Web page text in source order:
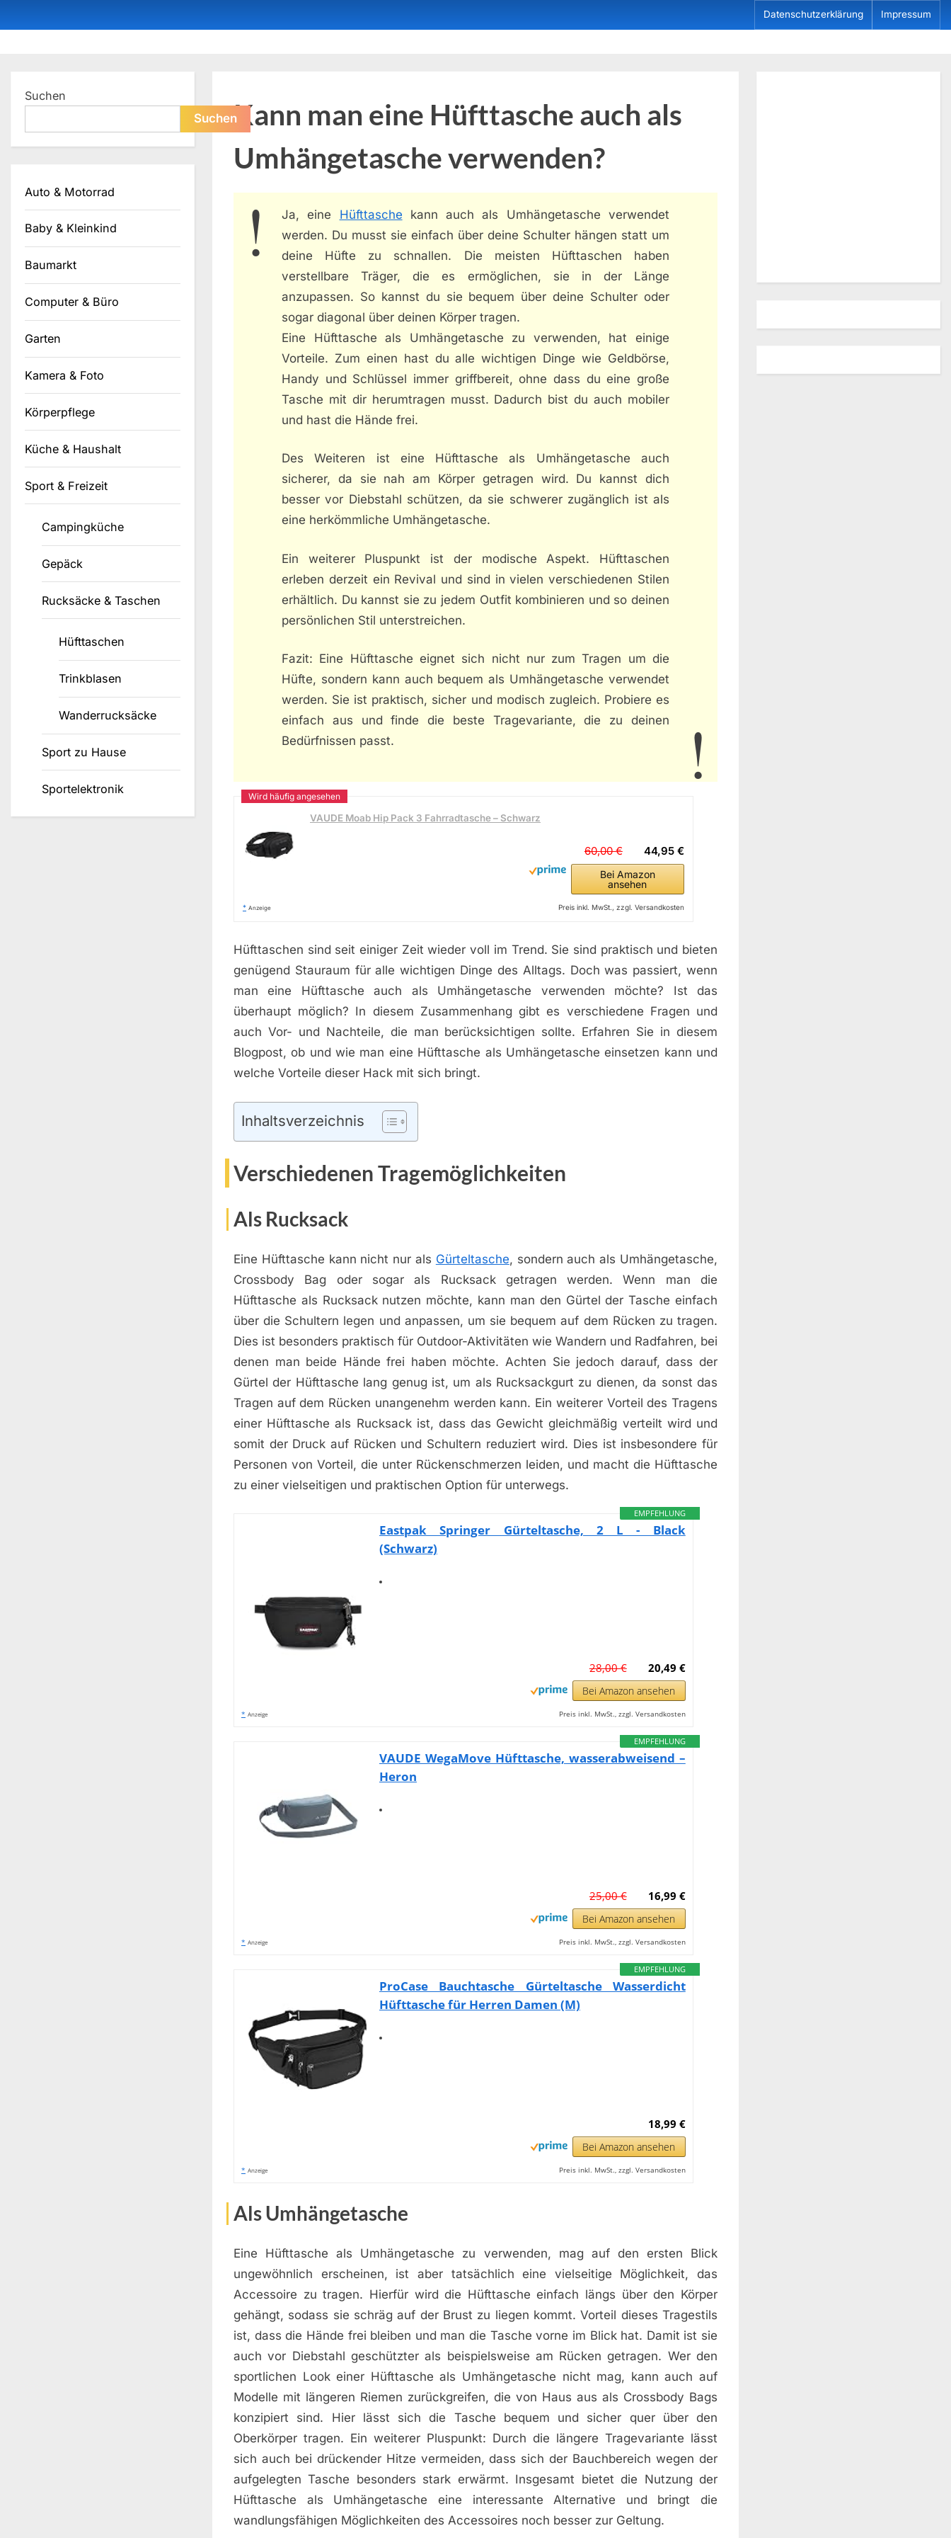
to
Datenschutzerklärung Impressum
Kann man eine Hüfttasche auch als
Umhängetasche verwenden?
Ja, eine Hüfttasche kann auch als Umhängetasche verwendet
werden. Du musst sie einfach über deine Schulter hängen statt um
deine Hüfte zu schnallen. Die meisten Hüfttaschen haben
verstellbare Träger, die es ermöglichen, sie in der Länge
anzupassen. So kannst du sie bequem über deine Schulter oder
sogar diagonal über deinen Körper tragen.
Eine Hüfttasche als Umhängetasche zu verwenden, hat einige
Vorteile. Zum einen hast du alle wichtigen Dinge wie Geldbörse,
Handy und Schlüssel immer griffbereit, ohne dass du eine große
Tasche mit dir herumtragen musst. Dadurch bist du auch mobiler
und hast die Hände frei.
Des Weiteren ist eine Hüfttasche als Umhängetasche auch
sicherer, da sie nah am Körper getragen wird. Du kannst dich
besser vor Diebstahl schützen, da sie schwerer zugänglich ist als
eine herkömmliche Umhängetasche.
Ein weiterer Pluspunkt ist der modische Aspekt. Hüfttaschen
erleben derzeit ein Revival und sind in vielen verschiedenen Stilen
erhältlich. Du kannst sie zu jedem Outfit kombinieren und so deinen
persönlichen Stil unterstreichen.
Fazit: Eine Hüfttasche eignet sich nicht nur zum Tragen um die
Hüfte, sondern kann auch bequem als Umhängetasche verwendet
werden. Sie ist praktisch, sicher und modisch zugleich. Probiere es
einfach aus und finde die beste Tragevariante, die zu deinen
Bedürfnissen passt.
VAUDE Moab Hip Pack 3 Fahrradtasche – Schwarz
44,95 €
60,00 €
Bei Amazon
ansehen
* Anzeige Preis inkl. MwSt., zzgl. Versandkosten
Hüfttaschen sind seit einiger Zeit wieder voll im Trend. Sie sind praktisch und bieten
genügend Stauraum für alle wichtigen Dinge des Alltags. Doch was passiert, wenn
man eine Hüfttasche auch als Umhängetasche verwenden möchte? Ist das
überhaupt möglich? In diesem Zusammenhang gibt es verschiedene Fragen und
auch Vor- und Nachteile, die man berücksichtigen sollte. Erfahren Sie in diesem
Blogpost, ob und wie man eine Hüfttasche als Umhängetasche einsetzen kann und
welche Vorteile dieser Hack mit sich bringt.
Inhaltsverzeichnis
Verschiedenen Tragemöglichkeiten
Als Rucksack
Eine Hüfttasche kann nicht nur als Gürteltasche, sondern auch als Umhängetasche,
Crossbody Bag oder sogar als Rucksack getragen werden. Wenn man die
Hüfttasche als Rucksack nutzen möchte, kann man den Gürtel der Tasche einfach
über die Schultern legen und anpassen, um sie bequem auf dem Rücken zu tragen.
Dies ist besonders praktisch für Outdoor-Aktivitäten wie Wandern und Radfahren, bei
denen man beide Hände frei haben möchte. Achten Sie jedoch darauf, dass der
Gürtel der Hüfttasche lang genug ist, um als Rucksackgurt zu dienen, da sonst das
Tragen auf dem Rücken unangenehm werden kann. Ein weiterer Vorteil des Tragens
einer Hüfttasche als Rucksack ist, dass das Gewicht gleichmäßig verteilt wird und
somit der Druck auf Rücken und Schultern reduziert wird. Dies ist insbesondere für
Personen von Vorteil, die unter Rückenschmerzen leiden, und macht die Hüfttasche
zu einer vielseitigen und praktischen Option für unterwegs.
EMPFEHLUNG
Eastpak Springer Gürteltasche, 2 L - Black
(Schwarz)
20,49 €
28,00 €
Bei Amazon ansehen
* Anzeige Preis inkl. MwSt., zzgl. Versandkosten
EMPFEHLUNG
VAUDE WegaMove Hüfttasche, wasserabweisend –
Heron
16,99 €
25,00 €
Bei Amazon ansehen
* Anzeige Preis inkl. MwSt., zzgl. Versandkosten
EMPFEHLUNG
ProCase Bauchtasche Gürteltasche Wasserdicht
Hüfttasche für Herren Damen (M)
18,99 €
Bei Amazon ansehen
* Anzeige Preis inkl. MwSt., zzgl. Versandkosten
Als Umhängetasche
Eine Hüfttasche als Umhängetasche zu verwenden, mag auf den ersten Blick
ungewöhnlich erscheinen, ist aber tatsächlich eine vielseitige Möglichkeit, das
Accessoire zu tragen. Hierfür wird die Hüfttasche einfach längs über den Körper
gehängt, sodass sie schräg auf der Brust zu liegen kommt. Vorteil dieses Tragestils
ist, dass die Hände frei bleiben und man die Tasche vorne im Blick hat. Damit ist sie
auch vor Diebstahl geschützter als beispielsweise am Rücken getragen. Wer den
sportlichen Look einer Hüfttasche als Umhängetasche nicht mag, kann auch auf
Modelle mit längeren Riemen zurückgreifen, die von Haus aus als Crossbody Bags
konzipiert sind. Hier lässt sich die Tasche bequem und sicher quer über den
Oberkörper tragen. Ein weiterer Pluspunkt: Durch die längere Tragevariante lässt
sich auch bei drückender Hitze vermeiden, dass sich der Bauchbereich wegen der
aufgelegten Tasche besonders stark erwärmt. Insgesamt bietet die Nutzung der
Hüfttasche als Umhängetasche eine interessante Alternative und bringt die
wandlungsfähigen Möglichkeiten des Accessoires noch besser zur Geltung.
Suchen
Suchen
Auto & Motorrad
Baby & Kleinkind
Baumarkt
Computer & Büro
Garten
Kamera & Foto
Körperpflege
Küche & Haushalt
Sport & Freizeit
Campingküche
Gepäck
Rucksäcke & Taschen
Hüfttaschen
Trinkblasen
Wanderrucksäcke
Sport zu Hause
Sportelektronik